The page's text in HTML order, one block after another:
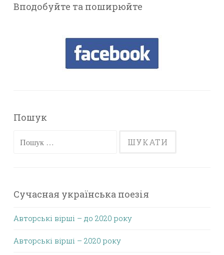
Вподобуйте та поширюйте
Пошук
Пошук:
Сучасная українська поезія
Авторські вірші – до 2020 року
Авторські вірші – 2020 року